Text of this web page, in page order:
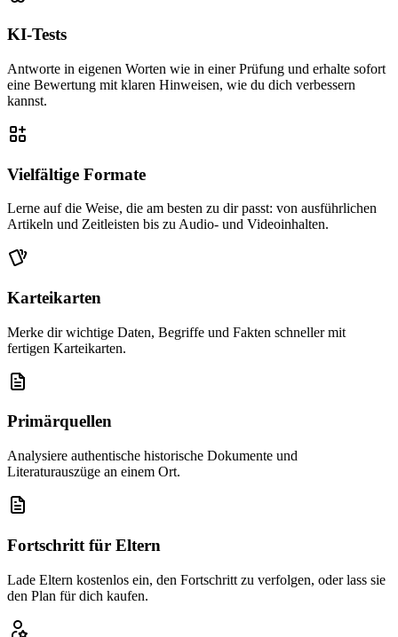
KI-Tests
Antworte in eigenen Worten wie in einer Prüfung und erhalte sofort
eine Bewertung mit klaren Hinweisen, wie du dich verbessern
kannst.
Vielfältige Formate
Lerne auf die Weise, die am besten zu dir passt: von ausführlichen
Artikeln und Zeitleisten bis zu Audio- und Videoinhalten.
Karteikarten
Merke dir wichtige Daten, Begriffe und Fakten schneller mit
fertigen Karteikarten.
Primärquellen
Analysiere authentische historische Dokumente und
Literaturauszüge an einem Ort.
Fortschritt für Eltern
Lade Eltern kostenlos ein, den Fortschritt zu verfolgen, oder lass sie
den Plan für dich kaufen.